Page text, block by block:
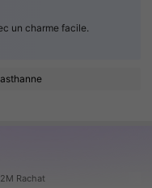
un charme facile.
Rachat